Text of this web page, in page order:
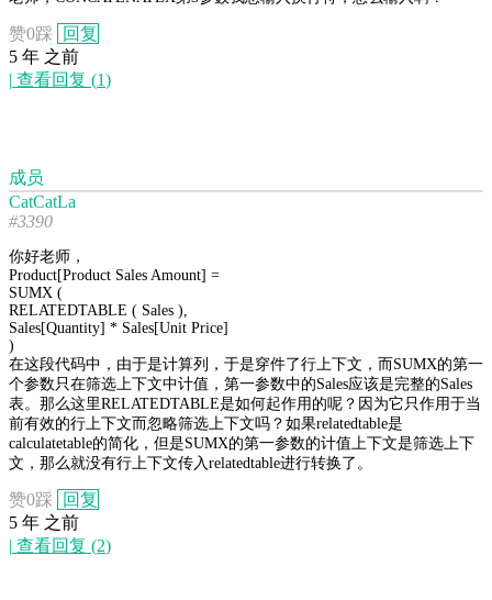
赞0踩
回复
5 年 之前
| 查看回复 (1)
成员
CatCatLa
#3390
你好老师，
Product[Product Sales Amount] =
SUMX (
RELATEDTABLE ( Sales ),
Sales[Quantity] * Sales[Unit Price]
)
在这段代码中，由于是计算列，于是穿件了行上下文，而SUMX的第一
个参数只在筛选上下文中计值，第一参数中的Sales应该是完整的Sales
表。那么这里RELATEDTABLE是如何起作用的呢？因为它只作用于当
前有效的行上下文而忽略筛选上下文吗？如果relatedtable是
calculatetable的简化，但是SUMX的第一参数的计值上下文是筛选上下
文，那么就没有行上下文传入relatedtable进行转换了。
赞0踩
回复
5 年 之前
| 查看回复 (2)